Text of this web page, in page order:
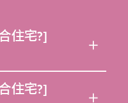
住宅?]
住宅?]